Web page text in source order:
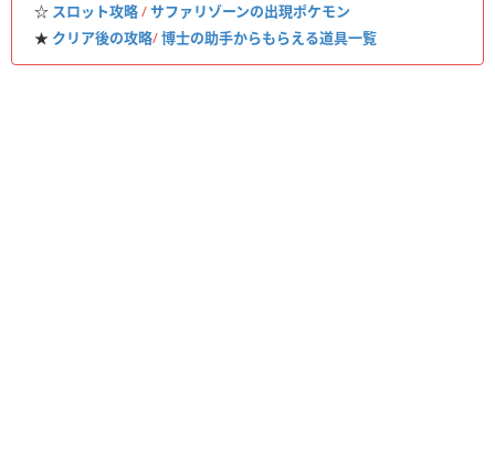
☆ スロット攻略/サファリゾーンの出現ポケモン
★ クリア後の攻略/博士の助手からもらえる道具一覧